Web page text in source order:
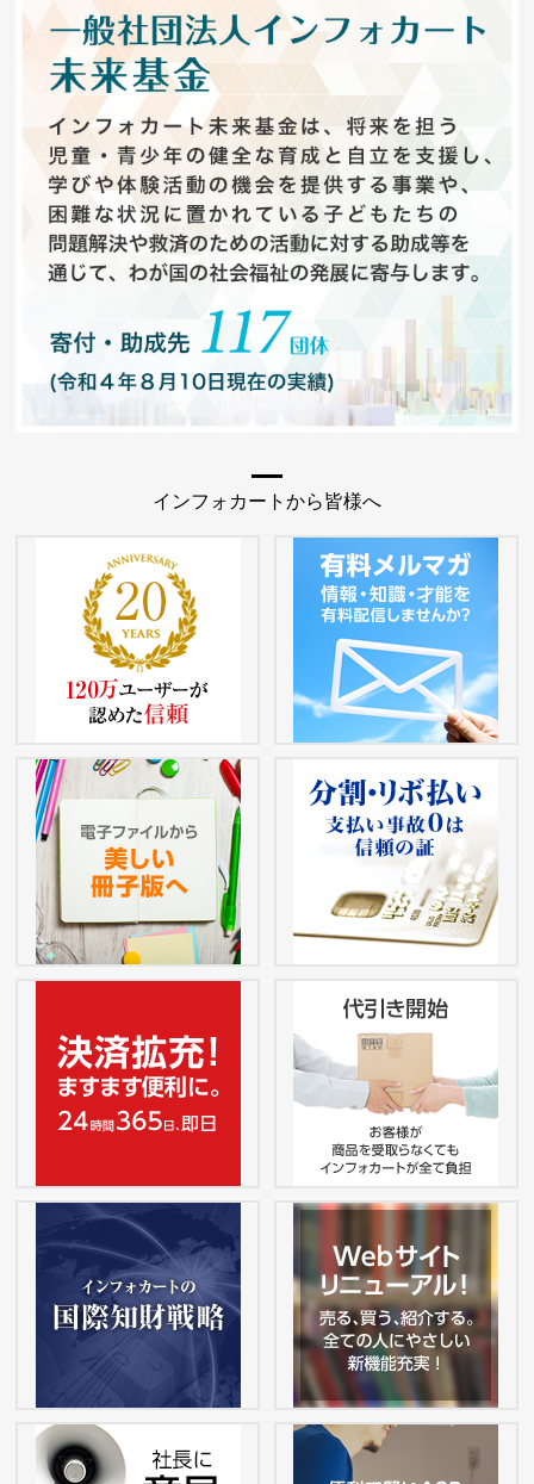
インフォカートから皆様へ